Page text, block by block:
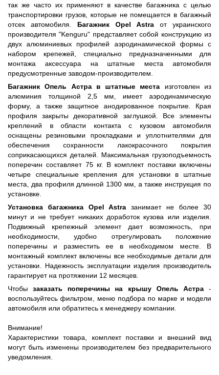
так же часто их применяют в качестве багажника с целью
транспортировки грузов, которые не помещается в багажный
отсек автомобиля. Багажник Opel Astra от украинского
производителя "Kenguru" представляет собой конструкцию из
двух алюминиевых профилей аэродинамической формы с
набором крепежей, специально предназначенными для
монтажа аксессуара на штатные места автомобиля
предусмотренные заводом-производителем.
Багажник Опель Астра в штатные места изготовлен из
алюминия толщиной 2,5 мм, имеет аэродинамическую
форму, а также защитное анодированное покрытие. Края
профиля закрыты декоративной заглушкой. Все элементы
креплений в области контакта с кузовом автомобиля
оснащены резиновыми прокладками и уплотнителями для
обеспечения сохранности лакокрасочного покрытия
соприкасающихся деталей. Максимальная грузоподъемность
поперечин составляет 75 кг. В комплект поставки включены
четыре специальные крепления для установки в штатные
места, два профиля длинной 1300 мм, а также инструкция по
установке.
Установка багажника Opel Astra занимает не более 30
минут и не требует никаких доработок кузова или изделия.
Подвижный крепежный элемент дает возможность, при
необходимости, удобно отрегулировать положение
поперечины и разместить ее в необходимом месте. В
монтажный комплект включены все необходимые детали для
установки. Надежность эксплуатации изделия производитель
гарантирует на протяжении 12 месяцев.
Чтобызаказать поперечины на крышу Опель Астра-
воспользуйтесь фильтром, меню подбора по марке и модели
автомобиля или обратитесь к менеджеру компании.
Внимание!
Характеристики товара, комплект поставки и внешний вид
могут быть изменены производителем без предварительного
уведомления.